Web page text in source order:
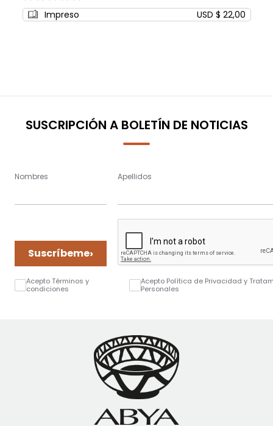
0%
Impreso USD $ 22,00
SUSCRIPCIÓN A BOLETÍN DE NOTICIAS
Nombres Apellidos
Suscríbeme›
Acepto Términos y
condiciones
Acepto Política de Privacidad y
Personales